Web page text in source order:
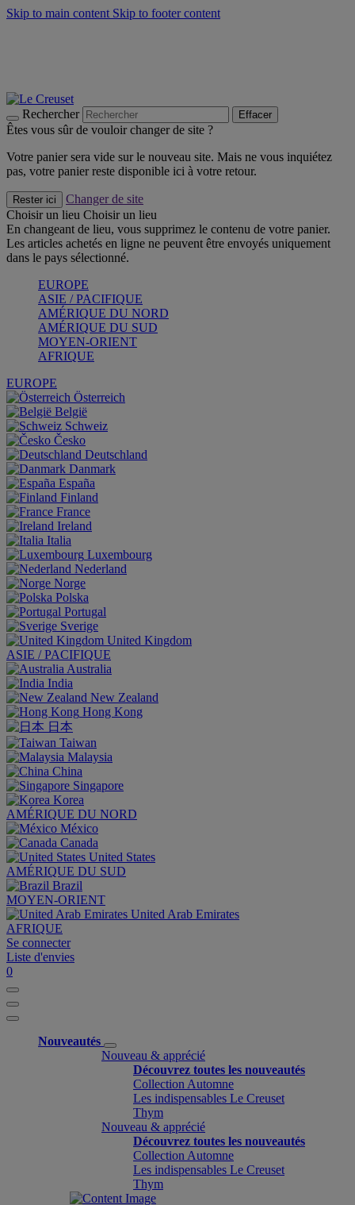
Skip to main content Skip to footer content
Rechercher Effacer
Êtes vous sûr de vouloir changer de site ?
Votre panier sera vide sur le nouveau site. Mais ne vous inquiétez
pas, votre panier reste disponible ici à votre retour.
Rester ici
Changer de site
Choisir un lieu Choisir un lieu
En changeant de lieu, vous supprimez le contenu de votre panier.
Les articles achetés en ligne ne peuvent être envoyés uniquement
dans le pays sélectionné.
EUROPE
ASIE / PACIFIQUE
AMÉRIQUE DU NORD
AMÉRIQUE DU SUD
MOYEN-ORIENT
AFRIQUE
EUROPE
Österreich
België
Schweiz
Česko
Deutschland
Danmark
España
Finland
France
Ireland
Italia
Luxembourg
Nederland
Norge
Polska
Portugal
Sverige
United Kingdom
ASIE / PACIFIQUE
Australia
India
New Zealand
Hong Kong
日本
Taiwan
Malaysia
China
Singapore
Korea
AMÉRIQUE DU NORD
México
Canada
United States
AMÉRIQUE DU SUD
Brazil
MOYEN-ORIENT
United Arab Emirates
AFRIQUE
Se connecter
Liste d'envies
0
Nouveautés
Nouveau & apprécié
Découvrez toutes les nouveautés
Collection Automne
Les indispensables Le Creuset
Thym
Nouveau & apprécié
Découvrez toutes les nouveautés
Collection Automne
Les indispensables Le Creuset
Thym